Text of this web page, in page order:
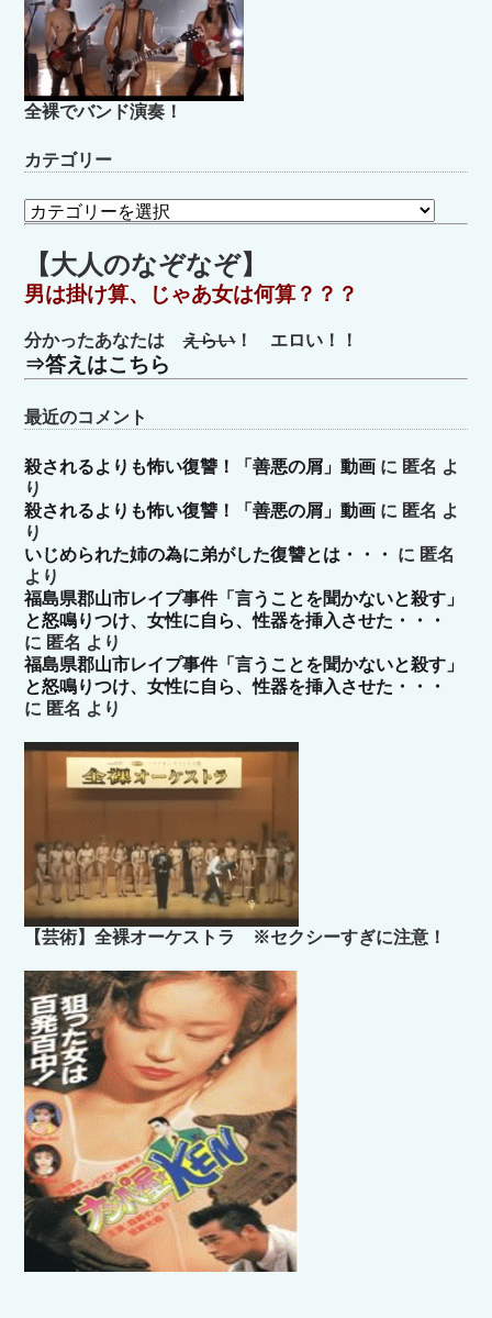
全裸でバンド演奏！
カテゴリー
カ
テ
ゴ
リ
ー
【大人のなぞなぞ】
男は掛け算、じゃあ女は何算？？？
分かったあなたはえらい！ エロい！！
⇒答えはこちら
最近のコメント
殺されるよりも怖い復讐！「善悪の屑」動画 に 匿名 よ
り
殺されるよりも怖い復讐！「善悪の屑」動画 に 匿名 よ
り
いじめられた姉の為に弟がした復讐とは・・・
に 匿名
より
福島県郡山市レイプ事件「言うことを聞かないと殺す」
と怒鳴りつけ、女性に自ら、性器を挿入させた・・・
に 匿名 より
福島県郡山市レイプ事件「言うことを聞かないと殺す」
と怒鳴りつけ、女性に自ら、性器を挿入させた・・・
に 匿名 より
【芸術】全裸オーケストラ ※セクシーすぎに注意！